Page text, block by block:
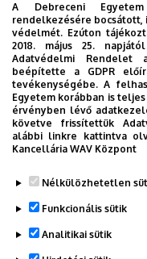
A Debreceni
rendelkezésére
védelmét. Ezúton
2018. május 25.
Adatvédelmi Rendelet
beépítette a GDPR
tevékenységébe. A
Egyetem korábban is
érvényben lévő
követve frissítettük
alábbi linkre kattintva
Kancellária WAV Központ
Nélkülözhetetlen
Funkcionális sütik
Analitikai sütik
Szervezetek
Nincs találat.
Dolgozói
telefonkönyvében
DE